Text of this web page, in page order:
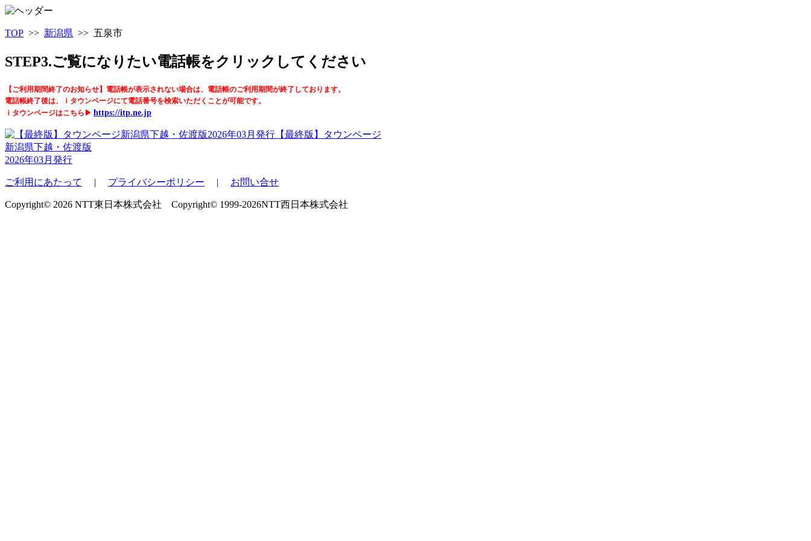
TOP >> 新潟県 >> 五泉市
STEP3.ご覧になりたい電話帳をクリックしてください
【ご利用期間終了のお知らせ】電話帳が表示されない場合は、電話帳のご利用期間が終了しております。
電話帳終了後は、ｉタウンページにて電話番号を検索いただくことが可能です。
ｉタウンページはこちら▶ https://itp.ne.jp
【最終版】タウンページ
新潟県下越・佐渡版
2026年03月発行
ご利用にあたって | プライバシーポリシー | お問い合せ
Copyright© 2026 NTT東日本株式会社 Copyright© 1999-2026NTT西日本株式会社